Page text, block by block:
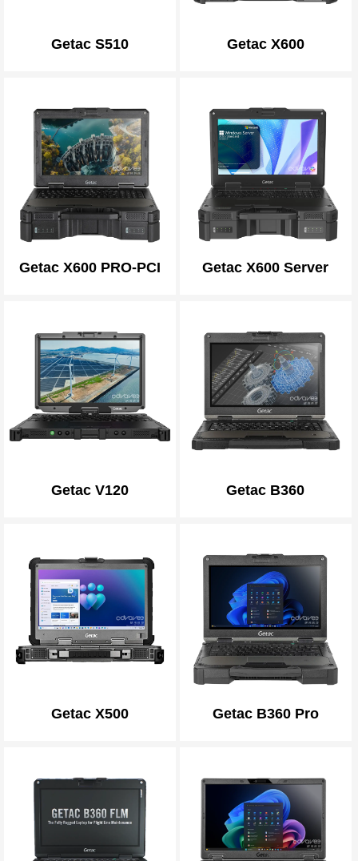
Getac S510 Getac X600
Getac X600 PRO-PCI Getac X600 Server
Getac V120 Getac B360
Getac X500 Getac B360 Pro